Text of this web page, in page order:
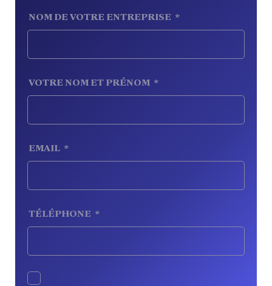
NOM DE VOTRE ENTREPRISE *
VOTRE NOM ET PRÉNOM *
EMAIL *
TÉLÉPHONE *